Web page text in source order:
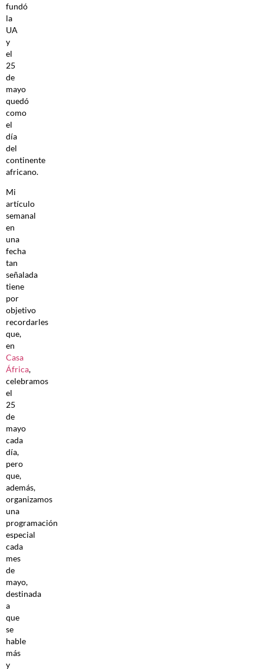
fundó
la
UA
y
el
25
de
mayo
quedó
como
el
día
del
continente
africano.
Mi
artículo
semanal
en
una
fecha
tan
señalada
tiene
por
objetivo
recordarles
que,
en
Casa
África,
celebramos
el
25
de
mayo
cada
día,
pero
que,
además,
organizamos
una
programación
especial
cada
mes
de
mayo,
destinada
a
que
se
hable
más
y